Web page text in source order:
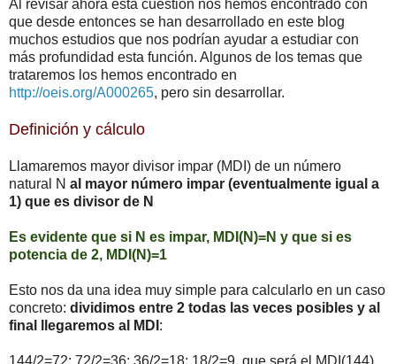
Al revisar ahora esta cuestión nos hemos encontrado con
que desde entonces se han desarrollado en este blog
muchos estudios que nos podrían ayudar a estudiar con
más profundidad esta función. Algunos de los temas que
trataremos los hemos encontrado en
http://oeis.org/A000265, pero sin desarrollar.
Definición y cálculo
Llamaremos mayor divisor impar (MDI) de un número
natural N al mayor número impar (eventualmente igual a
1) que es divisor de N
Es evidente que si N es impar, MDI(N)=N y que si es
potencia de 2, MDI(N)=1
Esto nos da una idea muy simple para calcularlo en un caso
concreto: dividimos entre 2 todas las veces posibles y al
final llegaremos al MDI :
144/2=72; 72/2=36; 36/2=18; 18/2=9, que será el MDI(144)